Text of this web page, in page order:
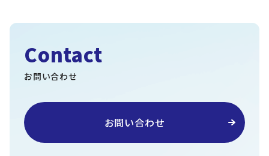
Contact
お問い合わせ
お問い合わせ